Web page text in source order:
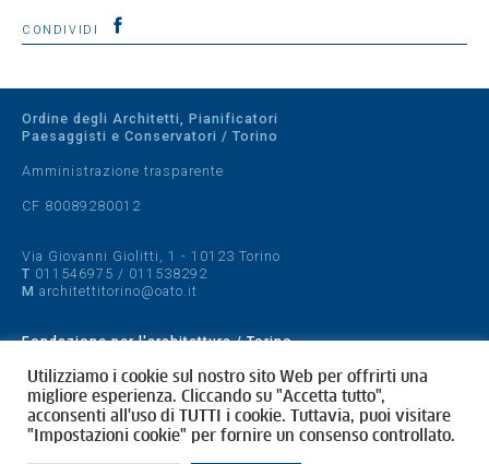
CONDIVIDI
Ordine degli Architetti, Pianificatori
Paesaggisti e Conservatori / Torino
Amministrazione trasparente
CF 80089280012
Via Giovanni Giolitti, 1 - 10123 Torino
T 011546975 / 011538292
M architettitorino@oato.it
Fondazione per l'architettura / Torino
Designed by quattrolinee.it
Cookie Policy
Privacy Policy
Utilizziamo i cookie sul nostro sito Web per offrirti una
migliore esperienza. Cliccando su "Accetta tutto",
acconsenti all'uso di TUTTI i cookie. Tuttavia, puoi visitare
"Impostazioni cookie" per fornire un consenso controllato.